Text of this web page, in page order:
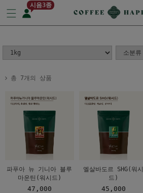
시음3종
총 7개의 상품
파푸아 뉴 기니아 블루
마운틴(워시드)
47,000
엘살바도르 SHG(워시
드)
45,000